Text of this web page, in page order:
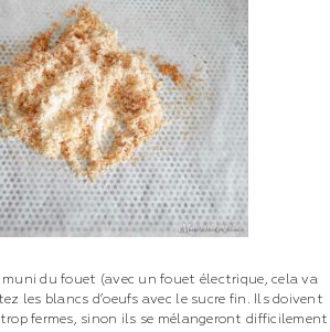
muni du fouet (avec un fouet électrique, cela va
les blancs d’oeufs avec le sucre fin. Ils doivent
fermes, sinon ils se mélangeront difficilement